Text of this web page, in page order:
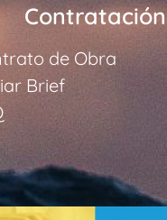
Contratación
de Obra
Brief